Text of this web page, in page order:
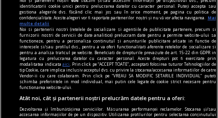
prezentul discontinuu
Misterul voiniciei
identificatorii cookie unici pentru prelucrarea datelor cu caracter personal. Puteți accepta sau
gestiona alegerile dvs. făcând clic mai jos sau în orice moment, pe pagina cu politica de
confidențialitate. Aceste alegeri vor fi raportate partenerilor noștri și nu vă vor afecta navigarea.
Mai
multe detalii
Noi si partenerii nostri (retelele de socializare si agentiile de publicitate partenere, precum si
furnizorii nostri de servicii de date analitice) prelucram date pentru a permite website-ului sa
functioneze, pentru a personaliza continutul si anunturile publicitare afisate in functie de
interesele si/sau profilul dvs., pentru a va oferi functionalitati aferente retelelor de socializare si
pentru a analiza traficul pe website. Beneficiati de drepturile prevazute de art. 15-22 din GDPR in
legatura cu prelucrarea datelor cu caracter personal. Aceste drepturi pot fi exercitate prin
modalitatea indicataaici
. Prin click pe “ACCEPT TOATE”, acceptati folosirea tuturor Tehnologiilor de
tip Cookie, care implica inclusiv acceptul dvs. cu privire la stocarea/accesarea informatiilor de catre
Vendor-ii cu care colaboram. Prin click pe “VREAU SA MODIFIC SETARILE INDIVIDUAL” puteti
schimba preferintele in mod individual, mai putin cele legate de cookie strict necesare pentru
functionarea website-ului.
Atât noi, cât și partenerii noștri prelucrăm datele pentru a oferi:
Dezvoltarea și îmbunătățirea serviciilor. Măsurarea performanței reclamelor. Stocarea și/sau
accesarea informațiilor de pe un dispozitiv. Utilizarea profilurilor pentru selectarea conținutului